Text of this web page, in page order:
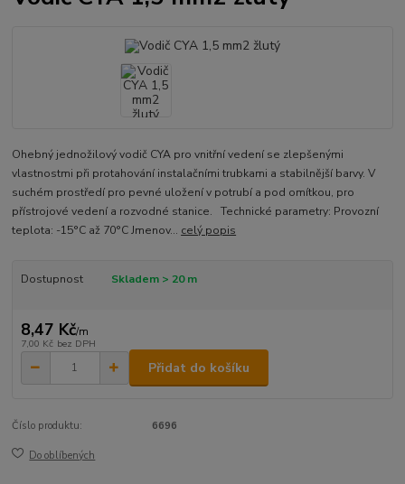
Ohebný jednožilový vodič CYA pro vnitřní vedení se zlepšenými
vlastnostmi při protahování instalačními trubkami a stabilnější barvy. V
suchém prostředí pro pevné uložení v potrubí a pod omítkou, pro
přístrojové vedení a rozvodné stanice. Technické parametry: Provozní
teplota: -15°C až 70°C Jmenov... celý popis
Dostupnost Skladem > 20 m
8,47 Kč/m
7,00 Kč bez DPH
Přidat do košíku
Číslo produktu: 6696
Do oblíbených